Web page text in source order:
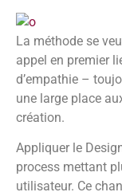
La méthode se
appel en premier
d’empathie –
une large place
création.
Appliquer le
process mettant
utilisateur. Ce